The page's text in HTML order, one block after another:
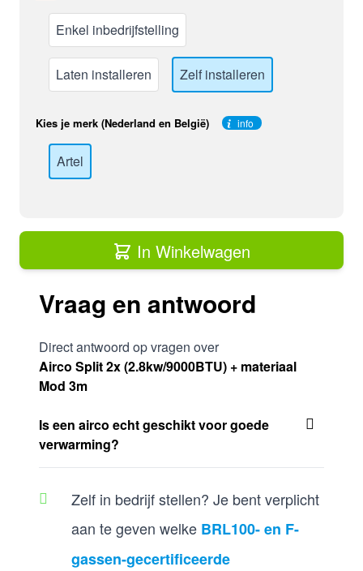
Enkel inbedrijfstelling
Laten installeren Zelf installeren
Kies je merk (Nederland en België) info
Artel
In Winkelwagen
Vraag en antwoord
Direct antwoord op vragen over
Airco Split 2x (2.8kw/9000BTU) + materiaal
Mod 3m
Is een airco echt geschikt voor goede
verwarming?
Zelf in bedrijf stellen? Je bent verplicht
aan te geven welke BRL100- en F-
gassen-gecertificeerde